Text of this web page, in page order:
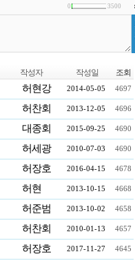
0 3500
작성자 작성일 조회
허현강 2014-05-05 4697
허찬회 2013-12-05 4696
대종회 2015-09-25 4690
허세광 2010-07-03 4690
허장호 2016-04-15 4678
허현 2013-10-15 4668
허준범 2013-10-02 4658
허찬회 2010-01-13 4657
허장호 2017-11-27 4645